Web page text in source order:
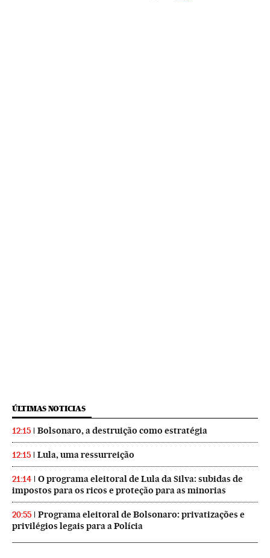
ÚLTIMAS NOTICIAS
12:15 Bolsonaro, a destruição como estratégia
12:15 Lula, uma ressurreição
21:14
O programa eleitoral de Lula da Silva: subidas de
impostos para os ricos e proteção para as minorias
20:55
Programa eleitoral de Bolsonaro: privatizações e
privilégios legais para a Polícia